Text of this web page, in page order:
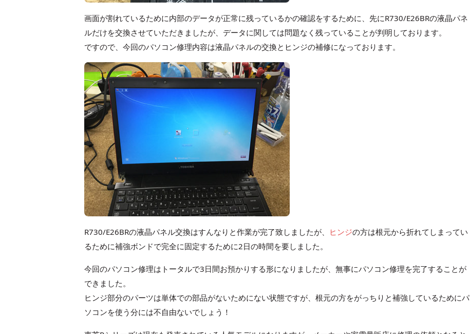
画面が割れているために内部のデータが正常に残っているかの確認をするために、先にR730/E26BRの液晶パネ
ルだけを交換させていただきましたが、データに関しては問題なく残っていることが判明しております。
ですので、今回のパソコン修理内容は液晶パネルの交換とヒンジの補修になっております。
R730/E26BRの液晶パネル交換はすんなりと作業が完了致しましたが、 ヒンジの方は根元から折れてしまってい
るために補強ボンドで完全に固定するために2日の時間を要しました。
今回のパソコン修理はトータルで3日間お預かりする形になりましたが、無事にパソコン修理を完了することが
できました。
ヒンジ部分のパーツは単体での部品がないためにない状態ですが、根元の方をがっちりと補強しているためにパ
ソコンを使う分には不自由ないでしょう！